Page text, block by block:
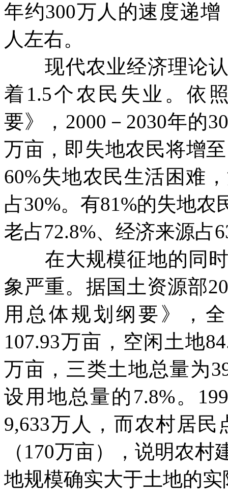
年约300万人的速度递增
人左右。
现代农业经济理论认
着 1.5个农民失业。依
要》， 2000 － 2030年的30
万亩，即失地农民将增至
60%失地农民生活困难
占30%。有81%的失地农
老占72.8%、经济来源占
在大规模征地的同时
象严重。据国土资源部
用总体规划纲要》，
107.93万亩，空闲土地
万亩，三类土地总量为
设用地总量的 7.8%。
9,633万人，而农村居民
（ 170万亩），说明农村
地规模确实大于土地的